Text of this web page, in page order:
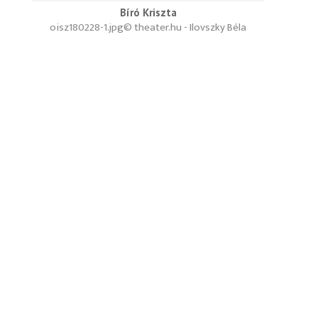
Bíró Kriszta
© theater.hu - Ilovszky Béla
oisz180228-1.jpg